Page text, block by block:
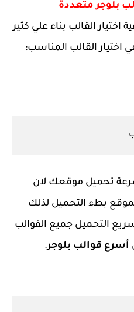
بلوجر متعددة
اختيار القالب بناء علي كثير
القالب المناسب:
تحميل موقعك لان
بطء التحميل لذلك
التحميل جميع القوالب
أسرع قوالب بلوجر.